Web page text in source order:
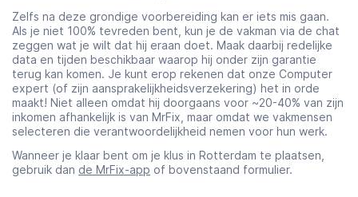
Zelfs na deze grondige voorbereiding kan er iets mis gaan.
Als je niet 100% tevreden bent, kun je de vakman via de chat
zeggen wat je wilt dat hij eraan doet. Maak daarbij redelijke
data en tijden beschikbaar waarop hij onder zijn garantie
terug kan komen. Je kunt erop rekenen dat onze Computer
expert (of zijn aansprakelijkheidsverzekering) het in orde
maakt! Niet alleen omdat hij doorgaans voor ~20-40% van zijn
inkomen afhankelijk is van MrFix, maar omdat we vakmensen
selecteren die verantwoordelijkheid nemen voor hun werk.
Wanneer je klaar bent om je klus in Rotterdam te plaatsen,
gebruik dan de MrFix-app of bovenstaand formulier.